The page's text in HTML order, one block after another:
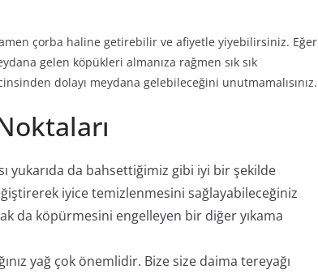
çorba haline getirebilir ve afiyetle yiyebilirsiniz. Eğer
gelen köpükleri almanıza rağmen sık sık
dolayı meydana gelebileceğini unutmamalısınız.
yukarıda da bahsettiğimiz gibi iyi bir şekilde
iyice temizlenmesini sağlayabileceğiniz
da köpürmesini engelleyen bir diğer yıkama
yağ çok önemlidir. Bize size daima tereyağı